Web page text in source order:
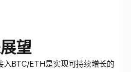
望
BTC/ETH是实现可持续增长的